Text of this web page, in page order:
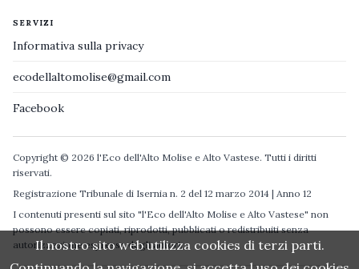
SERVIZI
Informativa sulla privacy
ecodellaltomolise@gmail.com
Facebook
Copyright © 2026 l'Eco dell'Alto Molise e Alto Vastese. Tutti i diritti
riservati.
Registrazione Tribunale di Isernia n. 2 del 12 marzo 2014 | Anno 12
I contenuti presenti sul sito "l'Eco dell'Alto Molise e Alto Vastese" non
possono essere copiati, riprodotti, pubblicati o redistribuiti senza
autorizzazione espressa degli autori.
Il nostro sito web utilizza cookies di terzi parti.